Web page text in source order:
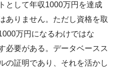
として年収1000万円を達成
ありません。ただし資格を取
万円になるわけではな
必要がある。データベースス
の証明であり、それを活かし